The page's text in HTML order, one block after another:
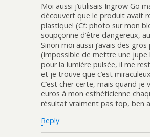
Moi aussi j’utilisais Ingrow Go
découvert que le produit avait
plastique! (Cf: photo sur mon
soupçonne d’être dangereux,
Sinon moi aussi j’avais des
(impossible de mettre une jupe
pour la lumière pulsée, il me
et je trouve que c’est
C’est cher certe, mais quand
euros à mon esthéticienne
résultat vraiment pas top, ben
Reply